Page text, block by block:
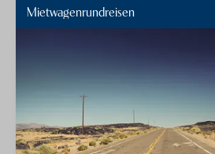
Mietwagenrundreisen